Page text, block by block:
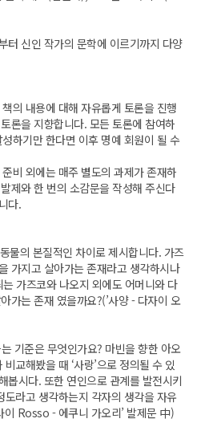
터 신인 작가의 문학에 이르기까지 다양
의 내용에 대해 자유롭게 토론을 진행
론을 지향합니다. 모든 토론에 참여하
하기만 한다면 이후 명예 회원이 될 수
비 외에는 매주 별도의 과제가 존재하
제와 한 번의 소감문을 작성해 주신다
다.
물의 본질적인 차이로 제시합니다. 가즈
가지고 살아가는 존재라고 생각하시나
가즈코와 나오지 외에도 어머니와 다
가는 존재 였을까요?(’사양 - 다자이 오
기준은 무엇인가요? 마빈을 향한 아오
교해봤을 때 ‘사랑’으로 정의될 수 있
봅시다. 또한 연인으로 관계를 발전시키
라고 생각하는지 각자의 생각을 자유
이 Rosso - 에쿠니 가오리’ 발제문 中)